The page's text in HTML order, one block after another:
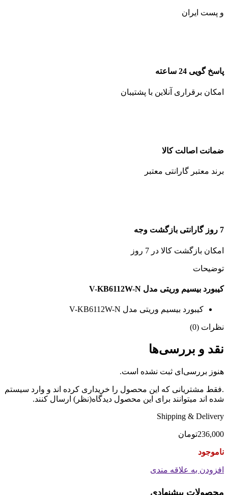
و پست ایران
پاسخ گویی 24 ساعته
امکان برقراری آنلاین با پشتیبان
ضمانت اصالت کالا
برند معتبر گارانتی معتبر
7 روز گارانتی بازگشت وجه
امکان بازگشت کالا در 7 روز
توضیحات
کیبورد بیسیم وریتی مدل V-KB6112W-N
کیبورد بیسیم وریتی مدل V-KB6112W-N
نظرات (0)
نقد و بررسی‌ها
هنوز بررسی‌ای ثبت نشده است.
.فقط مشتریانی که این محصول را خریداری کرده اند و وارد سیستم
شده اند میتوانند برای این محصول دیدگاه(نظر) ارسال کنند.
Shipping & Delivery
236,000تومان
ناموجود
افزودن به علاقه مندی
محصولات پیشنهادی